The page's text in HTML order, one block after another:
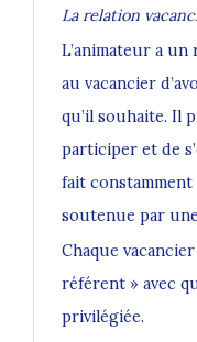
La relation
L’animateur a
au vacancier
qu’il souhaite. Il
participer et de
fait constamment
soutenue par
Chaque
référent » avec
privilégiée.